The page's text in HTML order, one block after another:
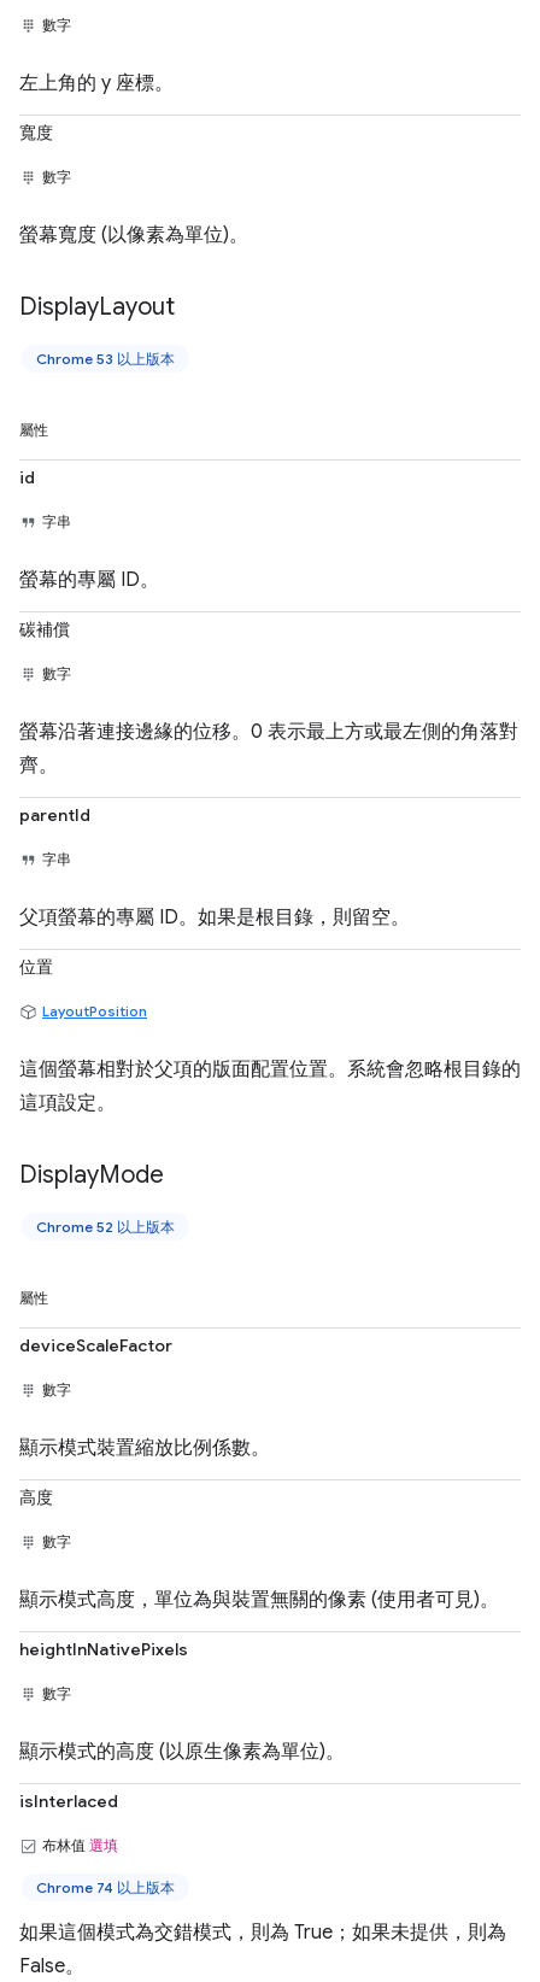
數字
左上角的 y 座標。
寬度
數字
螢幕寬度 (以像素為單位)。
DisplayLayout
Chrome 53 以上版本
屬性
id
字串
螢幕的專屬 ID。
碳補償
數字
螢幕沿著連接邊緣的位移。0 表示最上方或最左側的角落對
齊。
parentId
字串
父項螢幕的專屬 ID。如果是根目錄，則留空。
位置
LayoutPosition
這個螢幕相對於父項的版面配置位置。系統會忽略根目錄的
這項設定。
DisplayMode
Chrome 52 以上版本
屬性
deviceScaleFactor
數字
顯示模式裝置縮放比例係數。
高度
數字
顯示模式高度，單位為與裝置無關的像素 (使用者可見)。
heightInNativePixels
數字
顯示模式的高度 (以原生像素為單位)。
isInterlaced
布林值 選填
Chrome 74 以上版本
如果這個模式為交錯模式，則為 True；如果未提供，則為
False。